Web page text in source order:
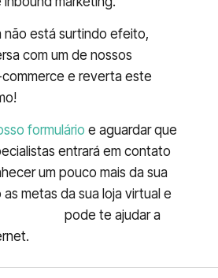
não está surtindo efeito,
com um de nossos
e reverta este
formulário e aguardar que
entrará em contato
um pouco mais da sua
metas da sua loja virtual e
pode te ajudar a